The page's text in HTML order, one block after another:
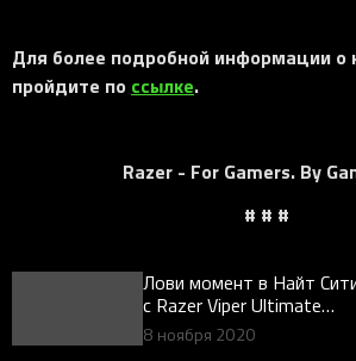
Для более подробной информации о
пройдите по ссылке.
Razer - For Gamers. By
# # #
Лови момент в Найт
с Razer Viper Ultimate
Cyberpunk 2077 Edition
8 ноября 2020